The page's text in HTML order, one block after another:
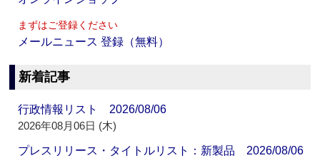
まずはご登録ください
メールニュース 登録（無料）
新着記事
行政情報リスト 2026/08/06
2026年08月06日 (木)
プレスリリース・タイトルリスト：新製品 2026/08/06